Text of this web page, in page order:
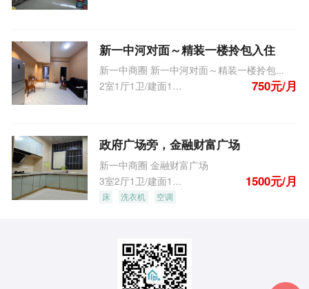
新一中河对面～精装一楼拎包入住
新一中商圈 新一中河对面～精装一楼拎包...
2室1厅1卫/建面100.0m
750元/月
政府广场旁，金融财富广场
新一中商圈 金融财富广场
3室2厅1卫/建面115.0m
1500元/月
床 洗衣机 空调